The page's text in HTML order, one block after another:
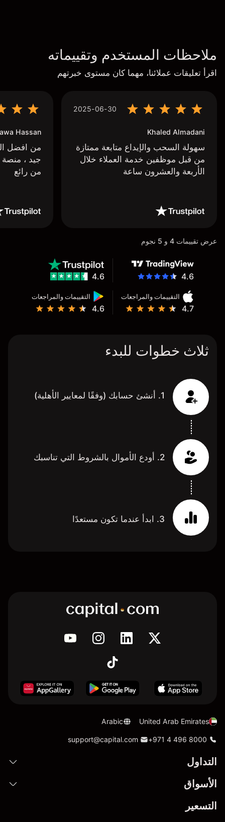
ملاحظات المستخدم وتقييماته
اقرأ تعليقات عملائنا، مهما كان مستوى خبرتهم
2025-06-30
Khaled Almadani
سهولة السحب والإيداع متابعة ممتازة
من قبل موظفين خدمة العملاء خلال
الأربعة والعشرون ساعة
Hassan
من افضل
جيد ،
من رائع
عرض تقييمات 4 و 5 نجوم
4.6
التقييمات والمراجعات
4.7
التقييمات والمراجعات
4.6
4.6
ثلاث خطوات للبدء
1. أنشئ حسابك (وفقًا لمعايير الأهلية)
2. أودع الأموال بالشروط التي تناسبك
3. ابدأ عندما تكون مستعدًا
United Arab Emirates
Arabic
+971 4 496 8000
support@capital.com
التداول
الأسواق
التسعير